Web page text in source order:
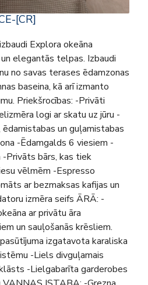
[CR]
Explora okeāna
elegantās telpas. Izbaudi
no savas terases ēdamzonas
baseina, kā arī izmanto
Priekšrocības: -Privāti
logi ar skatu uz jūru -
un guļamistabas
-Ēdamgalds 6 viesiem -
-Privāts bārs, kas tiek
vēlmēm -Espresso
ar bezmaksas kafijas un
izmēra seifs ĀRĀ: -
ar privātu āra
un sauļošanās krēsliem.
izgatavota karaliska
-Liels divguļamais
-Lielgabarīta garderobes